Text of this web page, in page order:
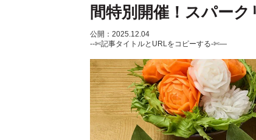
間特別開催！スパー
公開：2025.12.04
--✄記事タイトルとURLをコピーする-✄—